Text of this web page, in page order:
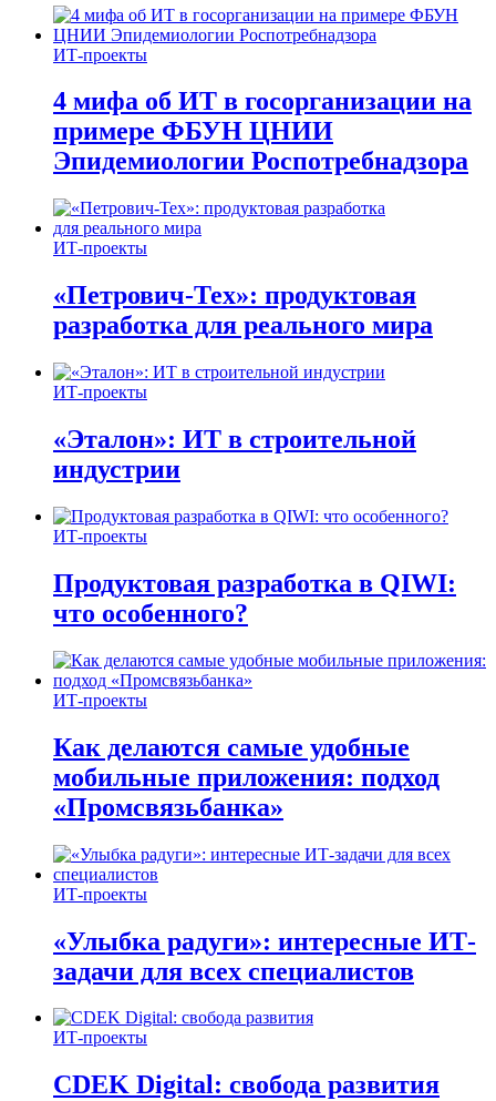
ИТ-проекты
4 мифа об ИТ в госорганизации на
примере ФБУН ЦНИИ
Эпидемиологии Роспотребнадзора
ИТ-проекты
«Петрович-Тех»: продуктовая
разработка для реального мира
ИТ-проекты
«Эталон»: ИТ в строительной
индустрии
ИТ-проекты
Продуктовая разработка в QIWI:
что особенного?
ИТ-проекты
Как делаются самые удобные
мобильные приложения: подход
«Промсвязьбанка»
ИТ-проекты
«Улыбка радуги»: интересные ИТ-
задачи для всех специалистов
ИТ-проекты
CDEK Digital: свобода развития